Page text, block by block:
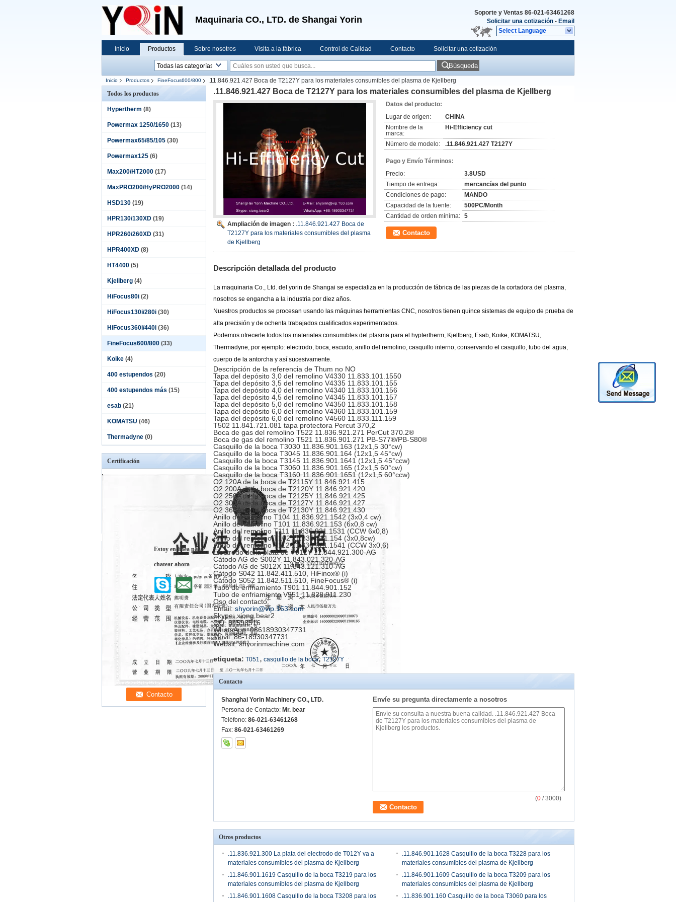
Maquinaria CO., LTD. de Shangai Yorin
Soporte y Ventas 86-021-63461268
Solicitar una cotización - Email
Select Language
Inicio Productos Sobre nosotros Visita a la fábrica Control de Calidad Contacto Solicitar una cotización
Búsqueda
Inicio Productos FineFocus600/800
.11.846.921.427 Boca de T2127Y para los materiales consumibles del plasma de Kjellberg
Todos los productos
Hypertherm (8)
Powermax 1250/1650 (13)
Powermax65/85/105 (30)
Powermax125 (6)
Max200/HT2000 (17)
MaxPRO200/HyPRO2000 (14)
HSD130 (19)
HPR130/130XD (19)
HPR260/260XD (31)
HPR400XD (8)
HT4400 (5)
Kjellberg (4)
HiFocus80i (2)
HiFocus130i/280i (30)
HiFocus360i/440i (36)
FineFocus600/800 (33)
Koike (4)
400 estupendos (20)
400 estupendos más (15)
esab (21)
KOMATSU (46)
Thermadyne (0)
Certificación
Estoy en línea para
chatear ahora
.11.846.921.427 Boca de T2127Y para los materiales consumibles del plasma de Kjellberg
Ampliación de imagen : .11.846.921.427 Boca de
T2127Y para los materiales consumibles del plasma
de Kjellberg
Datos del producto:
Lugar de origen:
CHINA
Nombre de la
marca:
Hi-Efficiency cut
Número de modelo: .11.846.921.427 T2127Y
Pago y Envío Términos:
Precio:
3.8USD
Tiempo de entrega:
mercancías del punto
Condiciones de pago:
MANDO
Capacidad de la fuente:
500PC/Month
Cantidad de orden mínima: 5
Contacto
Descripción detallada del producto
La maquinaria Co., Ltd. del yorin de Shangai se especializa en la producción de fábrica de las piezas de la cortadora del plasma,
nosotros se engancha a la industria por diez años.
Nuestros productos se procesan usando las máquinas herramientas CNC, nosotros tienen quince sistemas de equipo de prueba de
alta precisión y de ochenta trabajados cualificados experimentados.
Podemos ofrecerle todos los materiales consumibles del plasma para el hyptertherm, Kjellberg, Esab, Koike, KOMATSU,
Thermadyne, por ejemplo: electrodo, boca, escudo, anillo del remolino, casquillo interno, conservando el casquillo, tubo del agua,
cuerpo de la antorcha y así sucesivamente.
Descripción de la referencia de Thum no NO
Tapa del depósito 3,0 del remolino V4330 11.833.101.1550
Tapa del depósito 3,5 del remolino V4335 11.833.101.155
Tapa del depósito 4,0 del remolino V4340 11.833.101.156
Tapa del depósito 4,5 del remolino V4345 11.833.101.157
Tapa del depósito 5,0 del remolino V4350 11.833.101.158
Tapa del depósito 6,0 del remolino V4360 11.833.101.159
Tapa del depósito 6,0 del remolino V4560 11.833.111.159
T502 11.841.721.081 tapa protectora Percut 370,2
Boca de gas del remolino T522 11.836.921.271 PerCut 370.2®
Boca de gas del remolino T521 11.836.901.271 PB-S77®/PB-S80®
Casquillo de la boca T3030 11.836.901.163 (12x1,5 30°cw)
Casquillo de la boca T3045 11.836.901.164 (12x1,5 45°cw)
Casquillo de la boca T3145 11.836.901.1641 (12x1,5 45°ccw)
Casquillo de la boca T3060 11.836.901.165 (12x1,5 60°cw)
Casquillo de la boca T3160 11.836.901.1651 (12x1,5 60°ccw)
O2 120A de la boca de T2115Y 11.846.921.415
O2 200A de la boca de T2120Y 11.846.921.420
O2 250A de la boca de T2125Y 11.846.921.425
O2 300A de la boca de T2127Y 11.846.921.427
O2 360A de la boca de T2130Y 11.846.921.430
Anillo del remolino T104 11.836.921.1542 (3x0,4 cw)
Anillo del remolino T101 11.836.921.153 (6x0,8 cw)
Anillo del remolino T111 11.836.921.1531 (CCW 6x0,8)
Anillo del remolino T102 11.836.921.154 (3x0,8cw)
Anillo del remolino T112 11.836.921.1541 (CCW 3x0,6)
Electrodo de la plata de T012Y 11.844.921.300-AG
Cátodo AG de S002Y 11.843.021.320-AG
Cátodo AG de S012X 11.843.121.310-AG
Cátodo S042 11.842.411.510, HiFinox® (i)
Cátodo S052 11.842.511.510, FineFocus® (i)
Tubo de enfriamiento T901 11.844.901.152
Tubo de enfriamiento V951 11.828.911.230
Oso del contacto:
Email: shyorin@vip.163.com
Skype: xiong.bear2
QQ: 84598516
WhatsApp: 08618930347731
Móvil: 86-18930347731
Websit: shyorinmachine.com
etiqueta: T051, casquillo de la boca, T2127Y
Contacto
Shanghai Yorin Machinery CO., LTD.
Persona de Contacto: Mr. bear
Teléfono: 86-021-63461268
Fax: 86-021-63461269
Envíe su pregunta directamente a nosotros
(0 / 3000)
Otros productos
.11.836.921.300 La plata del electrodo de T012Y va a
materiales consumibles del plasma de Kjellberg
.11.846.901.1628 Casquillo de la boca T3228 para los
materiales consumibles del plasma de Kjellberg
.11.846.901.1619 Casquillo de la boca T3219 para los
materiales consumibles del plasma de Kjellberg
.11.846.901.1609 Casquillo de la boca T3209 para los
materiales consumibles del plasma de Kjellberg
.11.846.901.1608 Casquillo de la boca T3208 para los
.11.836.901.160 Casquillo de la boca T3060 para los